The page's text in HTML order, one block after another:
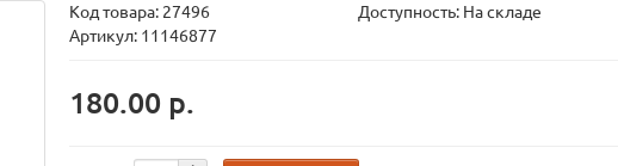
Код товара: 27496
Доступность: На складе
Артикул: 11146877
180.00 р.